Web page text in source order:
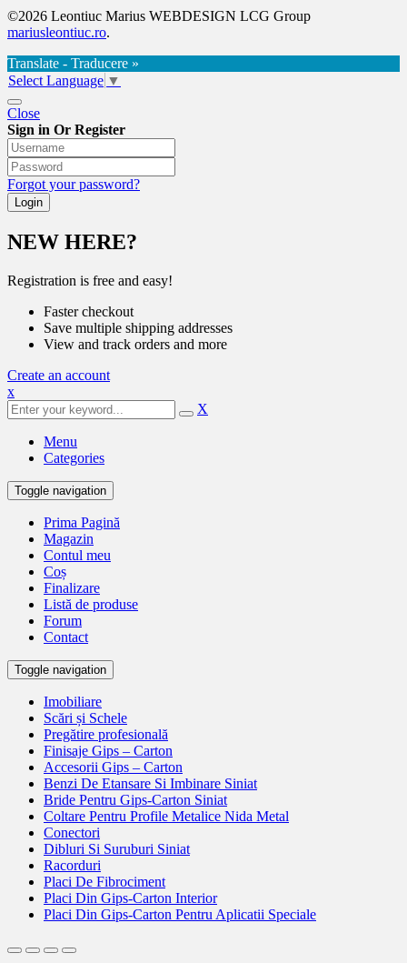
©2026 Leontiuc Marius WEBDESIGN LCG Group
mariusleontiuc.ro.
Translate - Traducere »
Select Language ▼
Close
Sign in Or Register
Forgot your password?
NEW HERE?
Registration is free and easy!
Faster checkout
Save multiple shipping addresses
View and track orders and more
Create an account
x
X
Menu
Categories
Toggle navigation
Prima Pagină
Magazin
Contul meu
Coș
Finalizare
Listă de produse
Forum
Contact
Toggle navigation
Imobiliare
Scări și Schele
Pregătire profesională
Finisaje Gips – Carton
Accesorii Gips – Carton
Benzi De Etansare Si Imbinare Siniat
Bride Pentru Gips-Carton Siniat
Coltare Pentru Profile Metalice Nida Metal
Conectori
Dibluri Si Suruburi Siniat
Racorduri
Placi De Fibrociment
Placi Din Gips-Carton Interior
Placi Din Gips-Carton Pentru Aplicatii Speciale